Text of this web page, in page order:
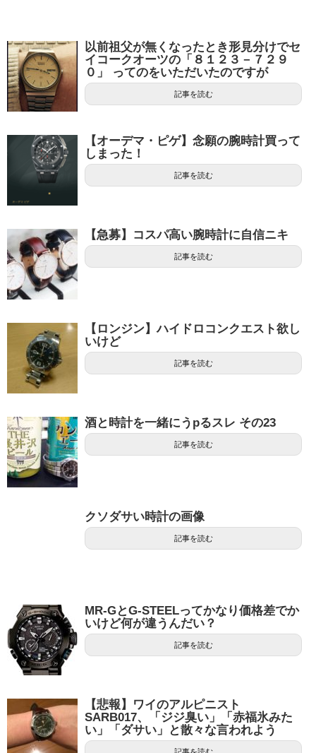
以前祖父が無くなったとき形見分けでセ
イコークオーツの「８１２３－７２９
０」 ってのをいただいたのですが
記事を読む
【オーデマ・ピゲ】念願の腕時計買って
しまった！
記事を読む
【急募】コスパ高い腕時計に自信ニキ
記事を読む
【ロンジン】ハイドロコンクエスト欲し
いけど
記事を読む
酒と時計を一緒にうpるスレ その23
記事を読む
クソダサい時計の画像
記事を読む
MR-GとG-STEELってかなり価格差でか
いけど何が違うんだい？
記事を読む
【悲報】ワイのアルピニスト
SARB017、「ジジ臭い」「赤福氷みた
い」「ダサい」と散々な言われよう